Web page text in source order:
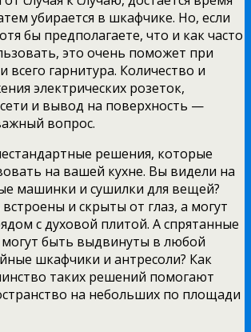
убирается в шкафчике. Но, если
бы предполагаете, что и как часто
это очень поможет при
всего гарнитура. Количество и
электрических розеток,
и вывод на поверхность —
вопрос.
решения, которые
на вашей кухне. Вы видели на
машинки и сушилки для вещей?
и скрыты от глаз, а могут
с духовой плитой. А спрятанные
быть выдвинуты в любой
шкафчики и антресоли? Как
таких решений помогают
на небольших по площади